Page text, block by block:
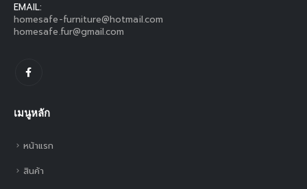
EMAIL:
homesafe-furniture@hotmail.com
homesafe.fur@gmail.com
เมนูหลัก
หน้าแรก
สินค้า